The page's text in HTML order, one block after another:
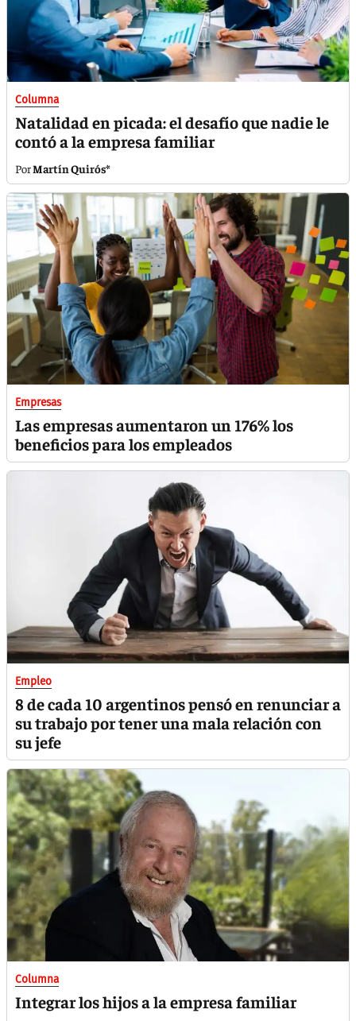
Columna
Natalidad en picada: el desafío que nadie le
contó a la empresa familiar
Martín Quirós*
Empresas
Las empresas aumentaron un 176% los
beneficios para los empleados
Empleo
8 de cada 10 argentinos pensó en renunciar a
su trabajo por tener una mala relación con
su jefe
Columna
Integrar los hijos a la empresa familiar